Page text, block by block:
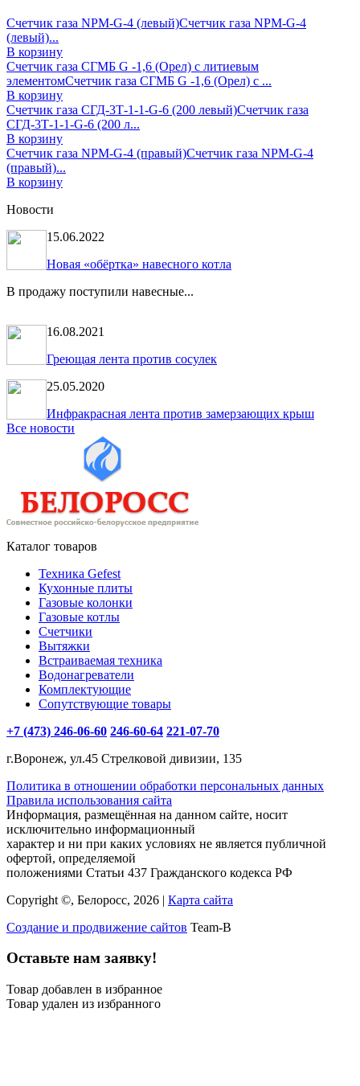
Счетчик газа NPM-G-4 (левый)Счетчик газа NPM-G-4
(левый)...
В корзину
Счетчик газа СГМБ G -1,6 (Орел) с литиевым
элементомСчетчик газа СГМБ G -1,6 (Орел) с ...
В корзину
Счетчик газа СГД-3Т-1-1-G-6 (200 левый)Счетчик газа
СГД-3Т-1-1-G-6 (200 л...
В корзину
Счетчик газа NPM-G-4 (правый)Счетчик газа NPM-G-4
(правый)...
В корзину
Новости
15.06.2022
Новая «обёртка» навесного котла
В продажу поступили навесные...
16.08.2021
Греющая лента против сосулек
25.05.2020
Инфракрасная лента против замерзающих крыш
Все новости
Каталог товаров
Техника Gefest
Кухонные плиты
Газовые колонки
Газовые котлы
Счетчики
Вытяжки
Встраиваемая техника
Водонагреватели
Комплектующие
Сопутствующие товары
+7 (473) 246-06-60 246-60-64 221-07-70
г.Воронеж, ул.45 Стрелковой дивизии, 135
Политика в отношении обработки персональных данных
Правила использования сайта
Информация, размещённая на данном сайте, носит
исключительно информационный
характер и ни при каких условиях не является публичной
офертой, определяемой
положениями Статьи 437 Гражданского кодекса РФ
Copyright ©, Белоросс, 2026 | Карта сайта
Создание и продвижение сайтов Team-B
Оставьте нам заявку!
Товар добавлен в избранное
Товар удален из избранного